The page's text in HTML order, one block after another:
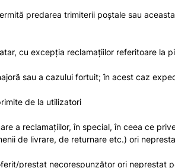
predarea trimiterii poştale sau
cu excepţia reclamaţiilor referitoare la
sau a cazului fortuit; în acest caz
de la utilizatori
a reclamaţiilor, în special, în ceea ce
de livrare, de returnare etc.) ori
prestat necorespunzător ori